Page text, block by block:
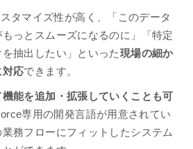
タマイズ性が高く、「このデータ
っとスムーズになるのに」「特定
抽出したい」といった現場の細か
対応できます。
能を追加・拡張していくことも可
専用の開発言語が用意されてい
務フローにフィットしたシステム